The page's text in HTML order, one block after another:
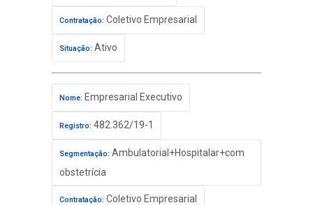
Contratação: Coletivo Empresarial
Situação: Ativo
Nome: Empresarial Executivo
Registro: 482.362/19-1
Segmentação: Ambulatorial+Hospitalar+com
obstetrícia
Contratação: Coletivo Empresarial